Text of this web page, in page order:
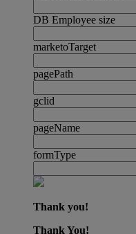
DB Employee size
marketoTarget
pagePath
gclid
pageName
formType
Thank you!
Thank You!